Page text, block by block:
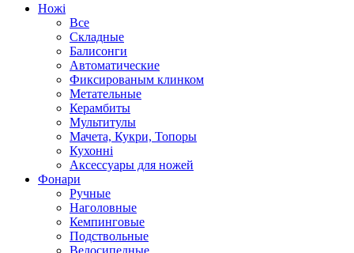
Ножі
Все
Складные
Балисонги
Автоматические
Фиксированым клинком
Метательные
Керамбиты
Мультитулы
Мачета, Кукри, Топоры
Кухонні
Аксессуары для ножей
Фонари
Ручные
Наголовные
Кемпинговые
Подствольные
Велосипедные